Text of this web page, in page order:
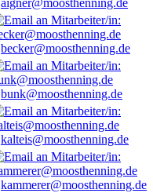
aigner@moosthenning.de
becker@moosthenning.de
bunk@moosthenning.de
kalteis@moosthenning.de
kammerer@moosthenning.de